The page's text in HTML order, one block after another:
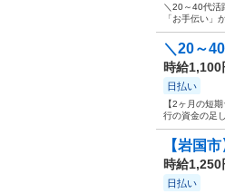
＼20～40代活
「お手伝い」
＼20～
時給1,100
日払い
【2ヶ月の短
行の資金の足
【岩国
時給1,250
日払い